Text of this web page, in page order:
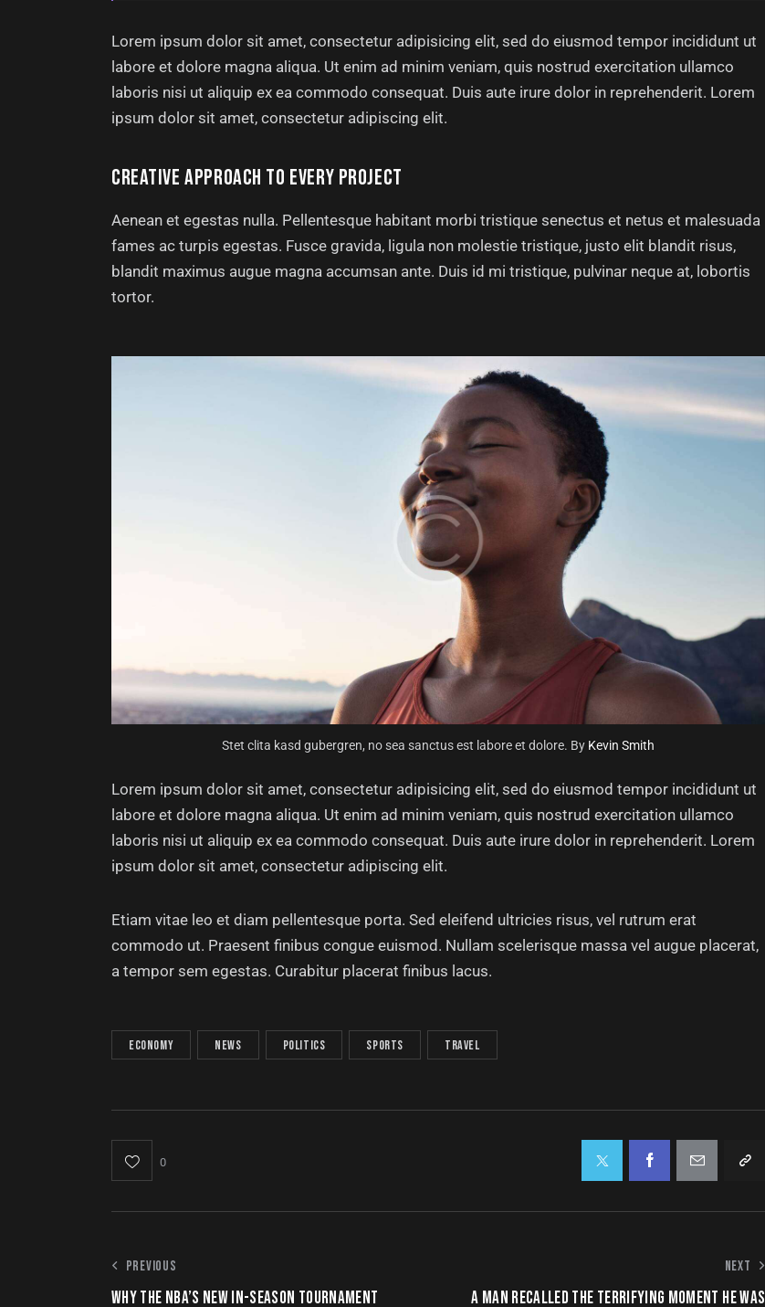
Lorem ipsum dolor sit amet, consectetur adipisicing elit, sed do eiusmod tempor incididunt ut
labore et dolore magna aliqua. Ut enim ad minim veniam, quis nostrud exercitation ullamco
laboris nisi ut aliquip ex ea commodo consequat. Duis aute irure dolor in reprehenderit. Lorem
ipsum dolor sit amet, consectetur adipiscing elit.
CREATIVE APPROACH TO EVERY PROJECT
Aenean et egestas nulla. Pellentesque habitant morbi tristique senectus et netus et malesuada
fames ac turpis egestas. Fusce gravida, ligula non molestie tristique, justo elit blandit risus,
blandit maximus augue magna accumsan ante. Duis id mi tristique, pulvinar neque at, lobortis
tortor.
Stet clita kasd gubergren, no sea sanctus est labore et dolore. By Kevin Smith
Lorem ipsum dolor sit amet, consectetur adipisicing elit, sed do eiusmod tempor incididunt ut
labore et dolore magna aliqua. Ut enim ad minim veniam, quis nostrud exercitation ullamco
laboris nisi ut aliquip ex ea commodo consequat. Duis aute irure dolor in reprehenderit. Lorem
ipsum dolor sit amet, consectetur adipiscing elit.
Etiam vitae leo et diam pellentesque porta. Sed eleifend ultricies risus, vel rutrum erat
commodo ut. Praesent finibus congue euismod. Nullam scelerisque massa vel augue placerat,
a tempor sem egestas. Curabitur placerat finibus lacus.
economy news politics sports travel
0
PREVIOUS
WHY THE NBA’S NEW IN-SEASON TOURNAMENT
NEXT
A MAN RECALLED THE TERRIFYING MOMENT HE WAS